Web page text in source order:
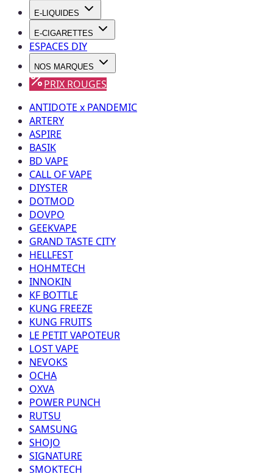
E-LIQUIDES
E-CIGARETTES
ESPACES DIY
NOS MARQUES
PRIX ROUGES
ANTIDOTE x PANDEMIC
ARTERY
ASPIRE
BASIK
BD VAPE
CALL OF VAPE
DIYSTER
DOTMOD
DOVPO
GEEKVAPE
GRAND TASTE CITY
HELLFEST
HOHMTECH
INNOKIN
KF BOTTLE
KUNG FREEZE
KUNG FRUITS
LE PETIT VAPOTEUR
LOST VAPE
NEVOKS
OCHA
OXVA
POWER PUNCH
RUTSU
SAMSUNG
SHOJO
SIGNATURE
SMOKTECH